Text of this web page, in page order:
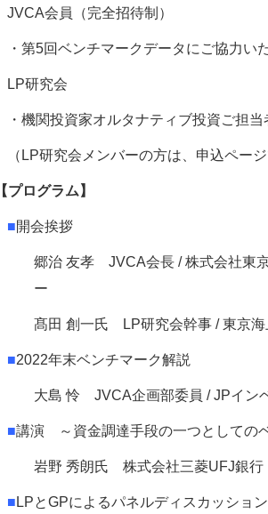
JVCA会員（完全招待制）
・第5回ベンチマークデータにご協力い
LP研究会
・機関投資家オルタナティブ投資ご担
（LP研究会メンバーの方は、申込ペー
【プログラム】
■開会挨拶
郷治 友孝 JVCA会長 / 株式会社東
ー
髙田 創一氏 LP研究会幹事 / 東京
■2022年末ベンチマーク解説
大島 怜 JVCA企画部委員 / JPイン
■講演 ～資金調達手段の一つとしての
岩野 秀朗氏 株式会社三菱UFJ銀
■ LPとGPによるパネルディスカッショ